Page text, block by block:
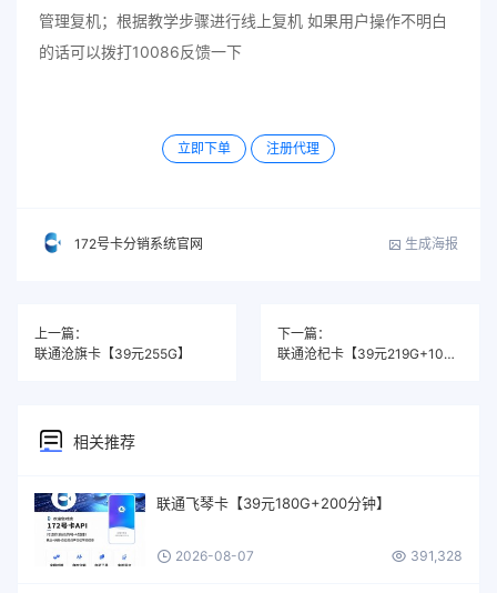
管理复机；根据教学步骤进行线上复机 如果用户操作不明白
的话可以拨打10086反馈一下
立即下单 注册代理
172号卡分销系统官网 生成海报
上一篇：
联通沧旗卡【39元255G】
下一篇：
联通沧杞卡【39元219G+100分钟】
相关推荐
联通飞琴卡【39元180G+200分钟】
2026-08-07 391,328